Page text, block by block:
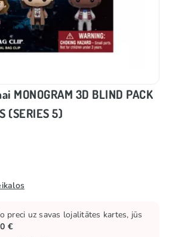
MONOGRAM 3D BLIND PACK
(SERIES 5)
preci uz savas lojalitātes kartes, jūs
€